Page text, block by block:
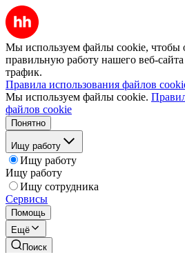
Мы используем файлы cookie, чтобы
правильную работу нашего веб-
трафик.
Правила использования файлов
Мы используем файлы cookie.
файлов cookie
Понятно
Ищу работу
Ищу работу
Ищу работу
Ищу сотрудника
Сервисы
Помощь
Ещё
Поиск